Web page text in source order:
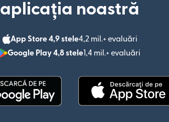
aplicația noastră
App Store 4,9 stele4,2 mil.+ evaluări
(se
Google Play 4,8 stele1,4 mil.+ evaluări
(se